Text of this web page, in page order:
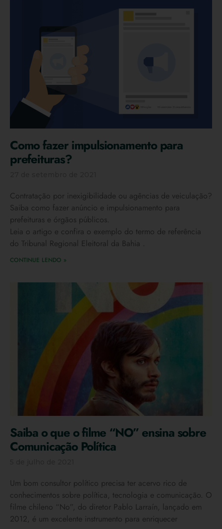
Como fazer impulsionamento para
prefeituras?
Contratação por inexigibilidade ou agências de veiculação?
Saiba como fazer anúncio e impulsionamento para
prefeituras e órgãos públicos.
Leia o artigo e confira o exemplo do termo de referência
do Tribunal Regional Eleitoral da Bahia .
CONTINUE LENDO »
Saiba o que o filme “NO” ensina sobre
Comunicação Política
Um bom consultor político precisa ter acervo rico de
conhecimentos sobre política, tecnologia e comunicação. O
filme chileno “No”, do diretor Pablo Larraín, lançado em
2012, é um excelente instrumento para enriquecer